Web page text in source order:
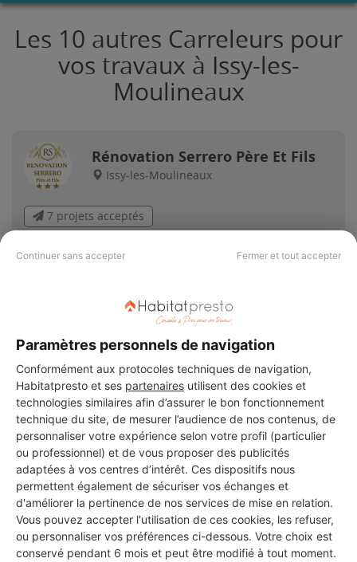
Continuer sans accepter Fermer et tout accepter
Paramètres personnels de navigation
Conformément aux protocoles techniques de navigation,
Habitatpresto et ses partenaires utilisent des cookies et
technologies similaires afin d’assurer le bon fonctionnement
technique du site, de mesurer l’audience de nos contenus, de
personnaliser votre expérience selon votre profil (particulier
ou professionnel) et de vous proposer des publicités
adaptées à vos centres d’intérêt. Ces dispositifs nous
permettent également de sécuriser vos échanges et
d'améliorer la pertinence de nos services de mise en relation.
Vous pouvez accepter l'utilisation de ces cookies, les refuser,
ou personnaliser vos préférences ci-dessous. Votre choix est
conservé pendant 6 mois et peut être modifié à tout moment.
Les 10 autres Carreleurs pour
vos travaux à Issy-les-
Moulineaux
Rénovation Serrero Père Et Fils
Issy-les-Moulineaux
7 projets acceptés
MAGIC-RENOV
Issy-les-Moulineaux
8 ans d'expérience
Voir sa fiche
smgb 92
Issy-les-Moulineaux